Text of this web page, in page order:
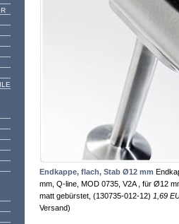
Endkappe, flach, Stab Ø12 mm
mm, Q-line, MOD 0735, V2A , für Ø12
matt gebürstet, (130735-012-12) 1,69
Versand)